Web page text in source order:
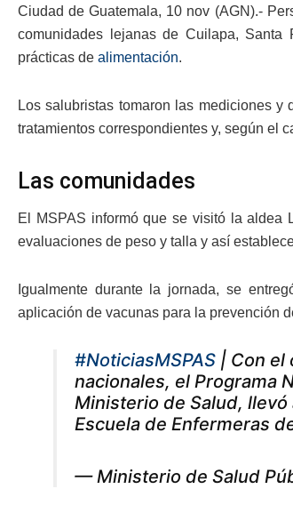
Ciudad de Guatemala, 10 nov (AGN).-
comunidades lejanas de Cuilapa,
prácticas de alimentación.
Los salubristas tomaron las mediciones
tratamientos correspondientes y, según el
Las comunidades
El MSPAS informó que se visitó la aldea
evaluaciones de peso y talla y así
Igualmente durante la jornada, se
aplicación de vacunas para la prevención
#NoticiasMSPAS | Con el
nacionales, el Programa
Ministerio de Salud,
Escuela de Enfermeras
— Ministerio de Salud